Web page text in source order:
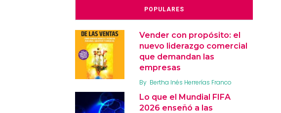
POPULARES
Vender con propósito: el
nuevo liderazgo comercial
que demandan las
empresas
By Bertha Inés Herrerías Franco
Lo que el Mundial FIFA
2026 enseñó a las